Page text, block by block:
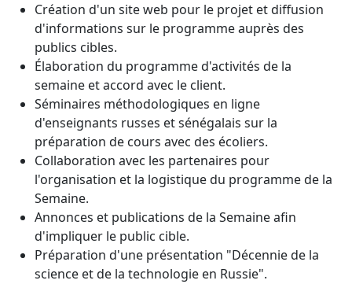
Création d'un site web pour le projet et diffusion
d'informations sur le programme auprès des
publics cibles.
Élaboration du programme d'activités de la
semaine et accord avec le client.
Séminaires méthodologiques en ligne
d'enseignants russes et sénégalais sur la
préparation de cours avec des écoliers.
Collaboration avec les partenaires pour
l'organisation et la logistique du programme de la
Semaine.
Annonces et publications de la Semaine afin
d'impliquer le public cible.
Préparation d'une présentation "Décennie de la
science et de la technologie en Russie".